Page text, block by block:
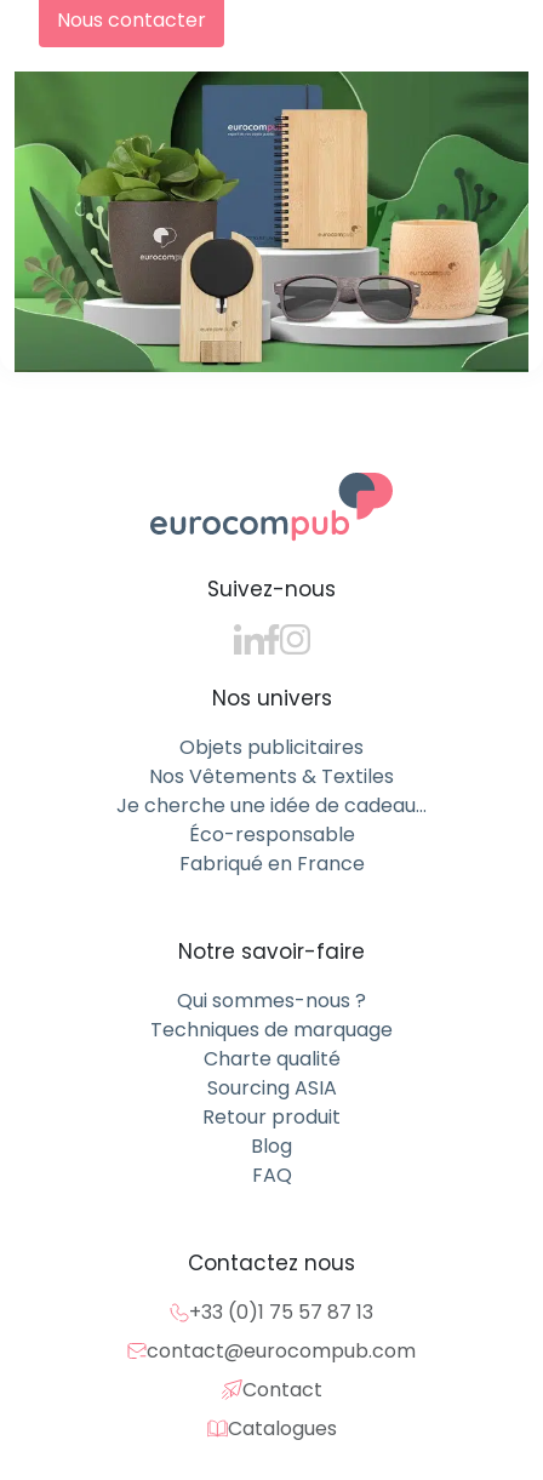
Nous contacter
Suivez-nous
Nos univers
Objets publicitaires
Nos Vêtements & Textiles
Je cherche une idée de cadeau…
Éco-responsable
Fabriqué en France
Notre savoir-faire
Qui sommes-nous ?
Techniques de marquage
Charte qualité
Sourcing ASIA
Retour produit
Blog
FAQ
Contactez nous
+33 (0)1 75 57 87 13
contact@eurocompub.com
Contact
Catalogues